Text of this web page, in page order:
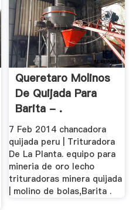
Queretaro Molinos
De Quijada Para
Barita - .
7 Feb 2014 chancadora
quijada peru | Trituradora
De La Planta. equipo para
mineria de oro lecho
trituradoras minera quijada
| molino de bolas,Barita .